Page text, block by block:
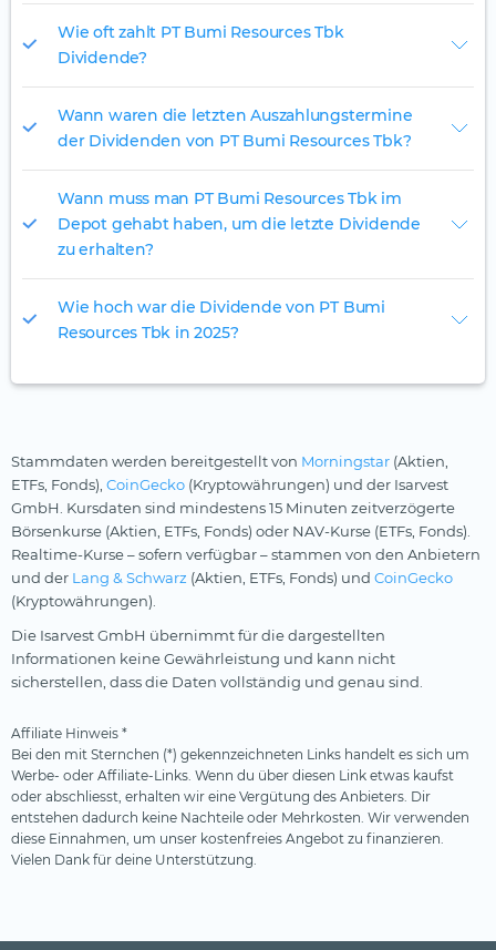
Wie oft zahlt PT Bumi Resources Tbk
Dividende?
Wann waren die letzten Auszahlungstermine
der Dividenden von PT Bumi Resources Tbk?
Wann muss man PT Bumi Resources Tbk im
Depot gehabt haben, um die letzte Dividende
zu erhalten?
Wie hoch war die Dividende von PT Bumi
Resources Tbk in 2025?
Stammdaten werden bereitgestellt von Morningstar (Aktien,
ETFs, Fonds), CoinGecko (Kryptowährungen) und der Isarvest
GmbH. Kursdaten sind mindestens 15 Minuten zeitverzögerte
Börsenkurse (Aktien, ETFs, Fonds) oder NAV-Kurse (ETFs, Fonds).
Realtime-Kurse – sofern verfügbar – stammen von den Anbietern
und der Lang & Schwarz (Aktien, ETFs, Fonds) und CoinGecko
(Kryptowährungen).
Die Isarvest GmbH übernimmt für die dargestellten
Informationen keine Gewährleistung und kann nicht
sicherstellen, dass die Daten vollständig und genau sind.
Affiliate Hinweis *
Bei den mit Sternchen (*) gekennzeichneten Links handelt es sich um
Werbe- oder Affiliate-Links. Wenn du über diesen Link etwas kaufst
oder abschliesst, erhalten wir eine Vergütung des Anbieters. Dir
entstehen dadurch keine Nachteile oder Mehrkosten. Wir verwenden
diese Einnahmen, um unser kostenfreies Angebot zu finanzieren.
Vielen Dank für deine Unterstützung.